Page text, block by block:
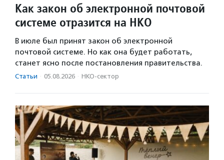
Как закон об электронной почтовой
системе отразится на НКО
В июле был принят закон об электронной
почтовой системе. Но как она будет работать,
станет ясно после постановления правительства.
Статьи · 05.08.2026 · НКО-сектор